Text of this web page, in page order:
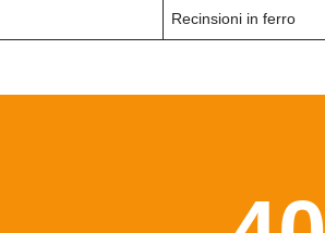
Recinsioni in ferro